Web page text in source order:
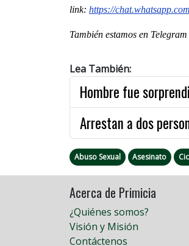
link: https://
También estamos en
Lea También:
Hombre fue
Arrestan a dos
Abuso Sexual Asesinato
Acerca de Primicia
¿Quiénes somos?
Visión y Misión
Contáctenos